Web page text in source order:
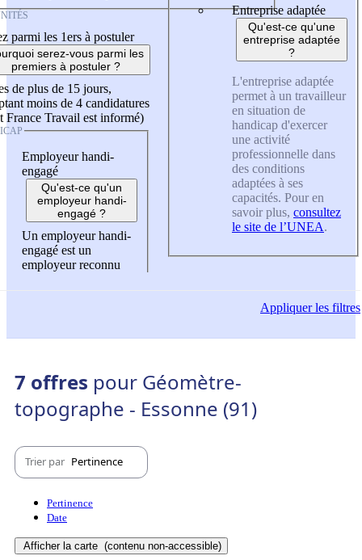
parmi les 1ers à postuler
serez-vous parmi les
premiers à postuler ?
de plus de 15 jours,
moins de 4 candidatures
France Travail est informé)
Employeur handi-
engagé
Qu'est-ce qu'un
employeur handi-
engagé ?
Un employeur handi-
engagé est un
employeur reconnu
Entreprise adaptée
Qu'est-ce qu'une
entreprise adaptée
?
L'entreprise adaptée
permet à un travailleur
en situation de
handicap d'exercer
une activité
professionnelle dans
des conditions
adaptées à ses
capacités. Pour en
savoir plus, consultez
le site de l’UNEA.
Appliquerles filtres
7 offres pour Géomètre-
topographe - Essonne (91)
Trier par Pertinence
Pertinence
Date
Afficher la carte (contenu non-accessible)